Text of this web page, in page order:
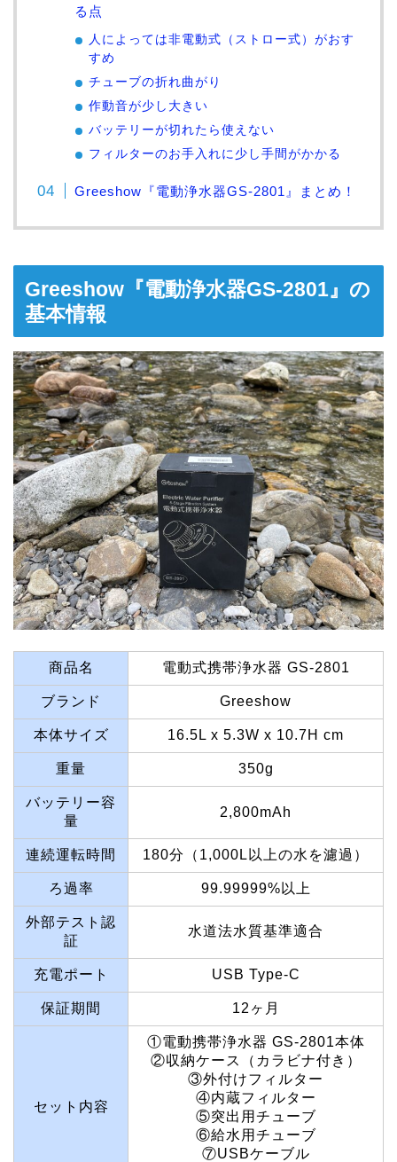
る点
人によっては非電動式（ストロー式）がおす
すめ
チューブの折れ曲がり
作動音が少し大きい
バッテリーが切れたら使えない
フィルターのお手入れに少し手間がかかる
Greeshow『電動浄水器GS-2801』まとめ！
Greeshow『電動浄水器GS-2801』の
基本情報
商品名 電動式携帯浄水器 GS-2801
ブランド Greeshow
本体サイズ 16.5L x 5.3W x 10.7H cm
重量 350g
バッテリー容
量
2,800mAh
連続運転時間 180分（1,000L以上の水を濾過）
ろ過率 99.99999%以上
外部テスト認
証
水道法水質基準適合
充電ポート USB Type-C
保証期間 12ヶ月
セット内容
①電動携帯浄水器 GS-2801本体
②収納ケース（カラビナ付き）
③外付けフィルター
④内蔵フィルター
⑤突出用チューブ
⑥給水用チューブ
⑦USBケーブル